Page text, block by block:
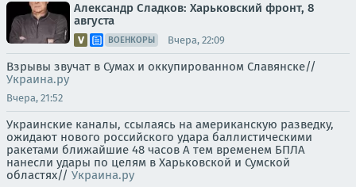
Александр Сладков: Харьковский фронт, 8
августа
ВОЕНКОРЫ Вчера, 22:09
Взрывы звучат в Сумах и оккупированном Славянске//
Украина.ру
Вчера, 21:52
Украинские каналы, ссылаясь на американскую разведку,
ожидают нового российского удара баллистическими
ракетами ближайшие 48 часов А тем временем БПЛА
нанесли удары по целям в Харьковской и Сумской
областях// Украина.ру